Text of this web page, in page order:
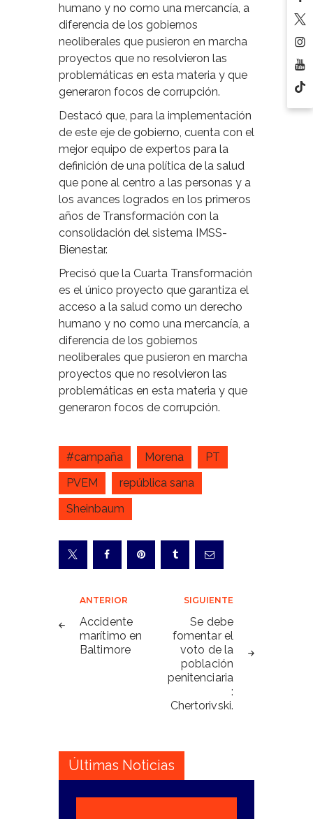
humano y no como una mercancía, a
diferencia de los gobiernos
neoliberales que pusieron en marcha
proyectos que no resolvieron las
problemáticas en esta materia y que
generaron focos de corrupción.
Destacó que, para la implementación
de este eje de gobierno, cuenta con el
mejor equipo de expertos para la
definición de una política de la salud
que pone al centro a las personas y a
los avances logrados en los primeros
años de Transformación con la
consolidación del sistema IMSS-
Bienestar.
Precisó que la Cuarta Transformación
es el único proyecto que garantiza el
acceso a la salud como un derecho
humano y no como una mercancía, a
diferencia de los gobiernos
neoliberales que pusieron en marcha
proyectos que no resolvieron las
problemáticas en esta materia y que
generaron focos de corrupción.
#campaña Morena
PT
PVEM
república sana
Sheinbaum
Navegación
de
entradas
ANTERIOR
Accidente
marítimo en
Baltimore
SIGUIENTE
Se debe
fomentar el
voto de la
población
penitenciaria
:
Chertorivski.
Últimas Noticias